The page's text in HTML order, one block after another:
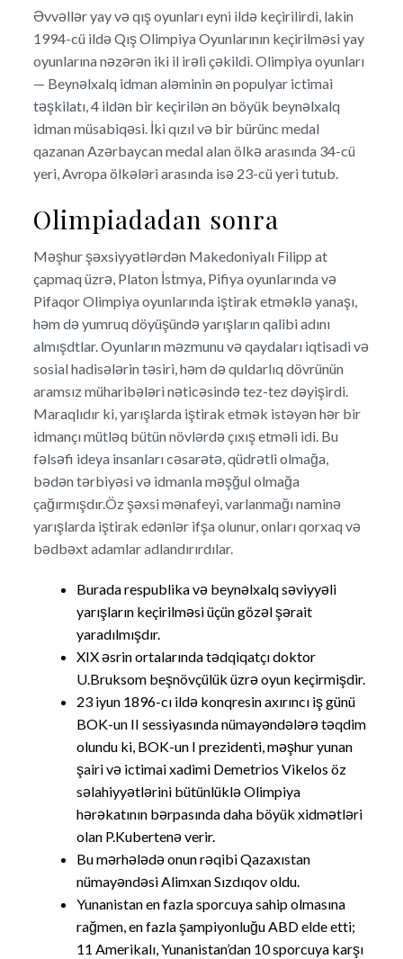
Əvvəllər yay və qış oyunları eyni ildə keçirilirdi, lakin
1994-cü ildə Qış Olimpiya Oyunlarının keçirilməsi yay
oyunlarına nəzərən iki il irəli çəkildi. Olimpiya oyunları
— Beynəlxalq idman aləminin ən populyar ictimai
təşkilatı, 4 ildən bir keçirilən ən böyük beynəlxalq
idman müsabiqəsi. İki qızıl və bir bürünc medal
qazanan Azərbaycan medal alan ölkə arasında 34-cü
yeri, Avropa ölkələri arasında isə 23-cü yeri tutub.
Olimpiadadan sonra
Məşhur şəxsiyyətlərdən Makedoniyalı Filipp at
çapmaq üzrə, Platon İstmya, Pifiya oyunlarında və
Pifaqor Olimpiya oyunlarında iştirak etməklə yanaşı,
həm də yumruq döyüşündə yarışların qalibi adını
almışdtlar. Oyunların məzmunu və qaydaları iqtisadi və
sosial hadisələrin təsiri, həm də quldarlıq dövrünün
aramsız müharibələri nəticəsində tez-tez dəyişirdi.
Maraqlıdır ki, yarışlarda iştirak etmək istəyən hər bir
idmançı mütləq bütün növlərdə çıxış etməli idi. Bu
fəlsəfi ideya insanları cəsarətə, qüdrətli olmağa,
bədən tərbiyəsi və idmanla məşğul olmağa
çağırmışdır.Öz şəxsi mənafeyi, varlanmağı naminə
yarışlarda iştirak edənlər ifşa olunur, onları qorxaq və
bədbəxt adamlar adlandırırdılar.
Burada respublika və beynəlxalq səviyyəli
yarışların keçirilməsi üçün gözəl şərait
yaradılmışdır.
XIX əsrin ortalarında tədqiqatçı doktor
U.Bruksom beşnövçülük üzrə oyun keçirmişdir.
23 iyun 1896-cı ildə konqresin axırıncı iş günü
BOK-un II sessiyasında nümayəndələrə təqdim
olundu ki, BOK-un I prezidenti, məşhur yunan
şairi və ictimai xadimi Demetrios Vikelos öz
səlahiyyətlərini bütünlüklə Olimpiya
hərəkatının bərpasında daha böyük xidmətləri
olan P.Kubertenə verir.
Bu mərhələdə onun rəqibi Qazaxıstan
nümayəndəsi Alimxan Sızdıqov oldu.
Yunanistan en fazla sporcuya sahip olmasına
rağmen, en fazla şampiyonluğu ABD elde etti;
11 Amerikalı, Yunanistan’dan 10 sporcuya karşı